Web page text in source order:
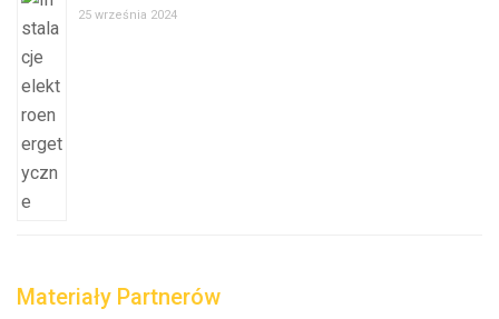
25 września 2024
Materiały Partnerów